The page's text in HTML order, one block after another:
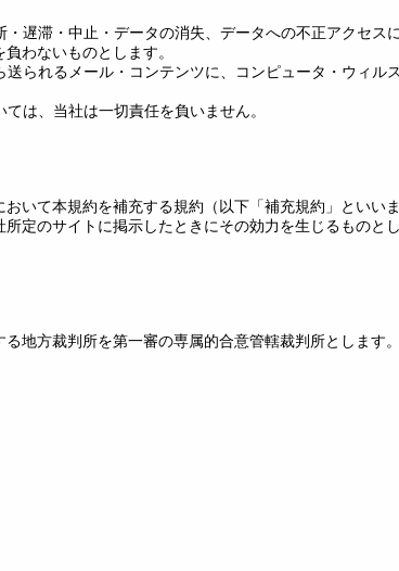
遅滞・中止・データの消失、データへの不正アクセス
わないものとします。
られるメール・コンテンツに、コンピュータ・ウィル
は、当社は一切責任を負いません。
いて本規約を補充する規約（以下「補充規約」といい
定のサイトに掲示したときにその効力を生じるものと
地方裁判所を第一審の専属的合意管轄裁判所とします。